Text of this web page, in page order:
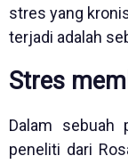
stres yang
terjadi adalah
Stres
Dalam sebuah
peneliti dari